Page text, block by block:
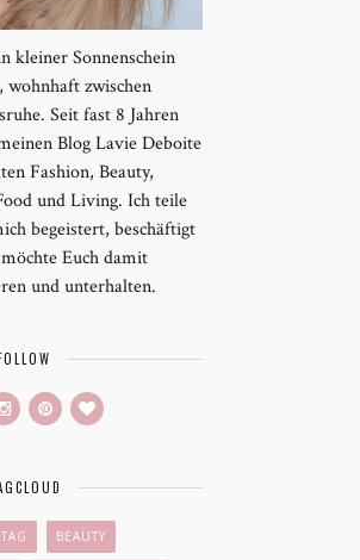
kleiner Sonnenschein
wohnhaft zwischen
Seit fast 8 Jahren
Blog Lavie Deboite
Fashion, Beauty,
und Living. Ich teile
begeistert, beschäftigt
Euch damit
und unterhalten.
BEAUTY